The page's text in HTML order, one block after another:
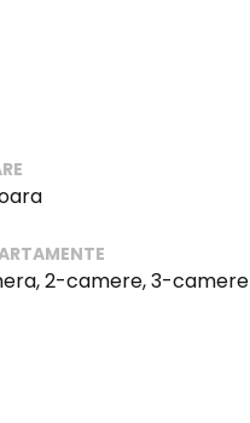
2-camere, 3-camere